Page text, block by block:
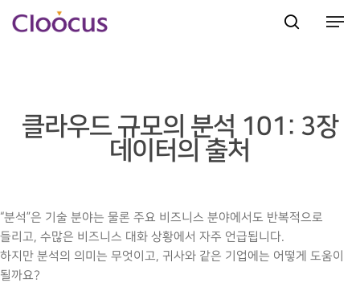
클라우드 규모의 분석 101: 3장
데이터의 출처
“분석”은 기술 분야는 물론 주요 비즈니스 분야에서도 반복적으로
들리고, 수많은 비즈니스 대화 상황에서 자주 언급됩니다.
하지만 분석의 의미는 무엇이고, 귀사와 같은 기업에는 어떻게 도움이
될까요?